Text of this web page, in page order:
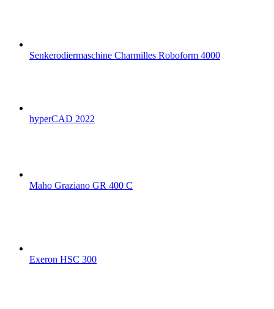
Senkerodiermaschine Charmilles Roboform 4000
hyperCAD 2022
Maho Graziano GR 400 C
Exeron HSC 300